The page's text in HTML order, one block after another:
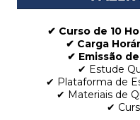
✔ Curso de 10
✔ Carga
✔ Emissão
✔ Estude
✔ Plataforma de
✔ Materiais de
✔